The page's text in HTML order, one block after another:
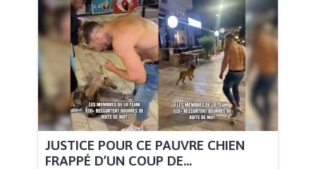
JUSTICE POUR CE PAUVRE CHIEN
FRAPPÉ D’UN COUP DE...